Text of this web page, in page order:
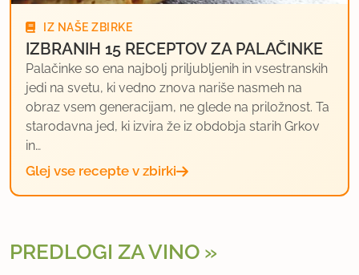
IZ NAŠE ZBIRKE
IZBRANIH 15 RECEPTOV ZA PALAČINKE
Palačinke so ena najbolj priljubljenih in vsestranskih
jedi na svetu, ki vedno znova nariše nasmeh na
obraz vsem generacijam, ne glede na priložnost. Ta
starodavna jed, ki izvira že iz obdobja starih Grkov
in…
Glej vse recepte v zbirki
PREDLOGI ZA VINO